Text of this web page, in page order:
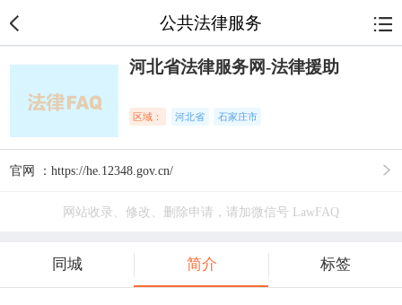
公共法律服务
河北省法律服务网-法律援助
区域： 河北省 石家庄市
官网 ：https://he.12348.gov.cn/
网站收录、修改、删除申请，请加微信号 LawFAQ
同城 简介 标签